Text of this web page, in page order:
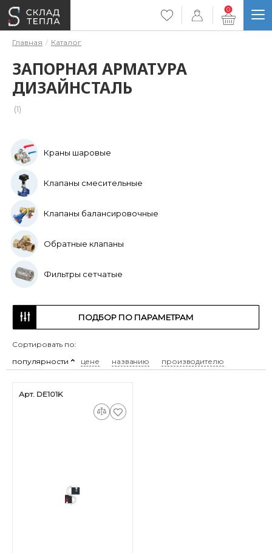
0
Главная Каталог
ЗАПОРНАЯ АРМАТУРА
ДИЗАЙНСТАЛЬ
(1)
Краны шаровые
Клапаны смесительные
Клапаны балансировочные
Обратные клапаны
Фильтры сетчатые
ПОДБОР ПО ПАРАМЕТРАМ
Сортировать по:
популярности
цене названию производителю
Арт. DE101K